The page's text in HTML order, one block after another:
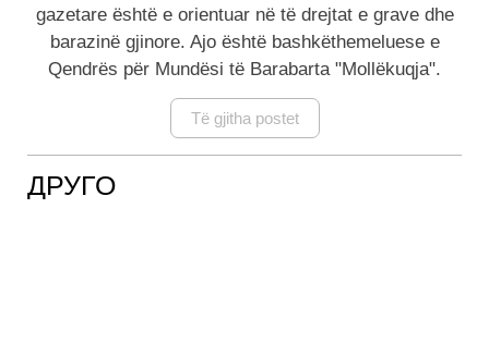
gazetare është e orientuar në të drejtat e grave dhe
barazinë gjinore. Ajo është bashkëthemeluese e
Qendrës për Mundësi të Barabarta "Mollëkuqja".
Të gjitha postet
ДРУГО